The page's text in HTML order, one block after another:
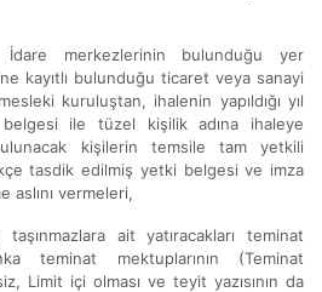
merkezlerinin bulunduğu yer
kayıtlı bulunduğu ticaret veya sanayi
kuruluştan, ihalenin yapıldığı yıl
belgesi ile tüzel kişilik adına ihaleye
kişilerin temsile tam yetkili
tasdik edilmiş yetki belgesi ve imza
aslını vermeleri,
ait yatıracakları teminat
teminat mektuplarının (Teminat
Limit içi olması ve teyit yazısının da